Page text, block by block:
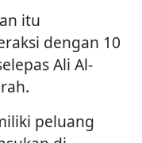
itu
dengan 10
Ali Al-
peluang